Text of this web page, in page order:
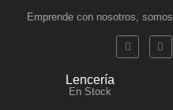
Emprende con nosotros,
Lencería
En Stock